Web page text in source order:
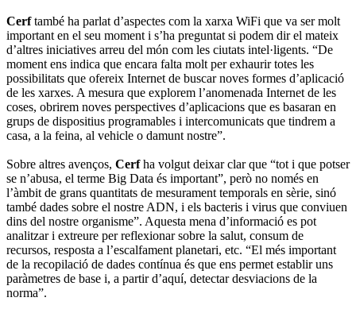
Cerftambé ha parlat d’aspectes com la xarxa WiFi que va ser molt
important en el seu moment i s’ha preguntat si podem dir el mateix
d’altres iniciatives arreu del món com les ciutats intel·ligents. “De
moment ens indica que encara falta molt per exhaurir totes les
possibilitats que ofereix Internet de buscar noves formes d’aplicació
de les xarxes. A mesura que explorem l’anomenada Internet de les
coses, obrirem noves perspectives d’aplicacions que es basaran en
grups de dispositius programables i intercomunicats que tindrem a
casa, a la feina, al vehicle o damunt nostre”.
Sobre altres avenços, Cerfha volgut deixar clar que “tot i que potser
se n’abusa, el terme Big Data és important”, però no només en
l’àmbit de grans quantitats de mesurament temporals en sèrie, sinó
també dades sobre el nostre ADN, i els bacteris i virus que conviuen
dins del nostre organisme”. Aquesta mena d’informació es pot
analitzar i extreure per reflexionar sobre la salut, consum de
recursos, resposta a l’escalfament planetari, etc. “El més important
de la recopilació de dades contínua és que ens permet establir uns
paràmetres de base i, a partir d’aquí, detectar desviacions de la
norma”.